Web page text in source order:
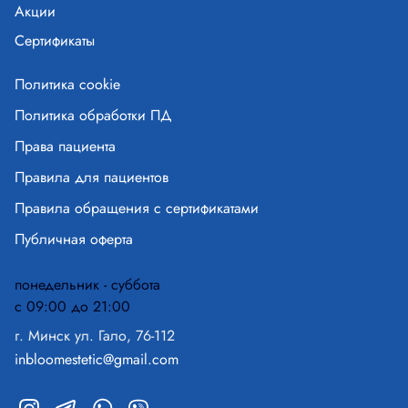
Акции
Сертификаты
Политика cookie
Политика обработки ПД
Права пациента
Правила для пациентов
Правила обращения с сертификатами
Публичная оферта
понедельник - суббота
с 09:00 до 21:00
г. Минск ул. Гало, 76-112
inbloomestetic@gmail.com